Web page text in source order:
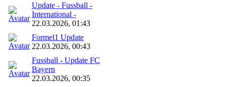
Update - Fussball -
International -
22.03.2026, 01:43
Formel1 Update
22.03.2026, 00:43
Fussball - Update FC
Bayern
22.03.2026, 00:35